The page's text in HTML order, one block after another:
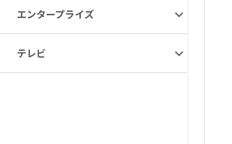
エンタープライズ
テレビ